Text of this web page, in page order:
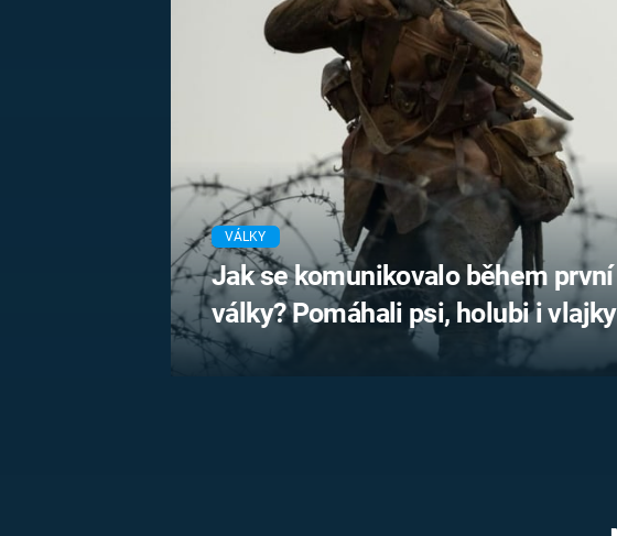
MARIE TEREZIE
NAPOLEON
BONAPARTE
BRITSKÁ
KRÁLOVSKÁ
RODINA
VÁLKY
Jak se komunikovalo během
války? Pomáhali psi, holubi i vlajky